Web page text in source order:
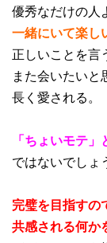
優秀なだけの人
一緒にいて楽し
正しいことを言
また会いたいと
長く愛される。
「ちょいモテ
ではないでしょ
完璧を目指すの
共感される何か